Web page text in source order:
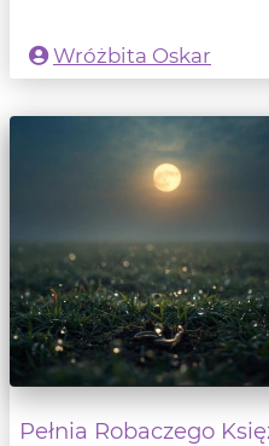
Wróżbita Oskar
Pełnia Robaczego